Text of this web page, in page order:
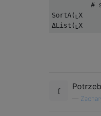
#
SortA(
X
ΔList( X